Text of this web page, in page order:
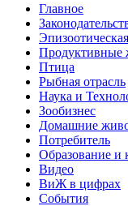
Главное
Продуктивные
Птица
Рыбная отрасль
Наука и
Зообизнес
Домашние
Потребитель
Образование и
Видео
ВиЖ в цифрах
События